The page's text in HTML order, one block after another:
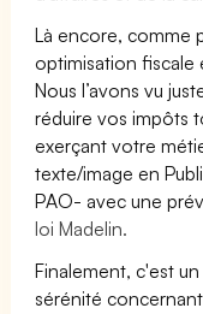
Là encore, comme
optimisation fiscale
Nous l’avons vu
réduire vos impôts
exerçant votre
texte/image en
PAO- avec une
loi Madelin.
Finalement, c'est
sérénité